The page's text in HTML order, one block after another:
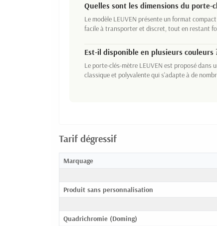
Quelles sont les dimensions du porte-
Le modèle LEUVEN présente un format
facile à transporter et discret, tout en restant
Est-il disponible en plusieurs couleurs
Le porte-clés-mètre LEUVEN est proposé dans
classique et polyvalente qui s'adapte à de
Tarif dégressif
Marquage
Produit sans personnalisation
Quadrichromie (Doming)